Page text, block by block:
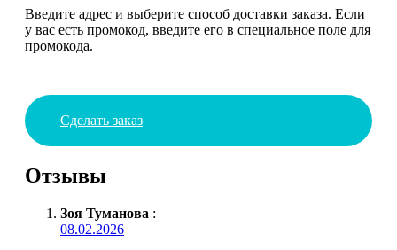
Введите адрес и выберите способ доставки заказа. Если
у вас есть промокод, введите его в специальное поле для
промокода.
Сделать заказ
Отзывы
Зоя Туманова :
08.02.2026